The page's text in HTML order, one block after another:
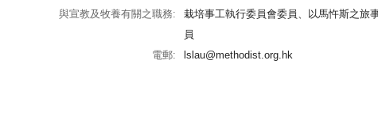
與宣教及牧養有關之職務:
栽培事工執行委員會委員、以馬忤斯之旅
員
電郵:
lslau@methodist.org.hk